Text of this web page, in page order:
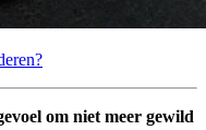
om niet meer gewild